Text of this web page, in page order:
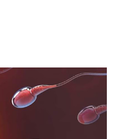
الحصص وذلك لأنه في حالات
القرآن الكريم مقدار حصص
أثناء تقسيم الميراث، فمثلاً ترث
هناك الكثير من الاحتمالات لوجود
مثل (أخ، أخت، عّم، جد حفيد وكذا)
افتراض تفصيل آيات القرآن الكريم